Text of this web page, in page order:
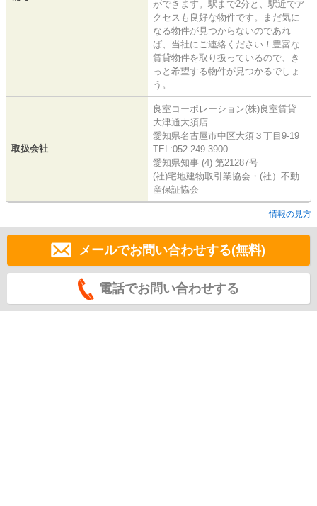
ができます。駅まで2分と、駅近でア
クセスも良好な物件です。まだ気に
なる物件が見つからないのであれ
ば、当社にご連絡ください！豊富な
賃貸物件を取り扱っているので、き
っと希望する物件が見つかるでしょ
う。
取扱会社
良室コーポレーション(株)良室賃貸
大津通大須店
愛知県名古屋市中区大須３丁目9-19
TEL:052-249-3900
愛知県知事 (4) 第21287号
(社)宅地建物取引業協会・(社）不動
産保証協会
情報の見方
メールでお問い合わせする(無料)
電話でお問い合わせする